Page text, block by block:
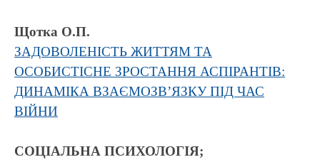
Щотка О.П.
ЗАДОВОЛЕНІСТЬ ЖИТТЯМ ТА
ОСОБИСТІСНЕ ЗРОСТАННЯ АСПІРАНТІВ:
ДИНАМІКА ВЗАЄМОЗВ’ЯЗКУ ПІД ЧАС
ВІЙНИ
СОЦІАЛЬНА ПСИХОЛОГІЯ;